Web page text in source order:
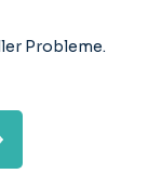
Probleme.